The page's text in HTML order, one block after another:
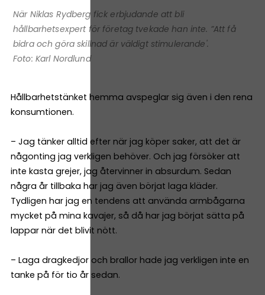
När Niklas Rydberg fick erbjudande att bli
hållbarhetsexpert för företag tvekade han inte. ”Att få
bidra och göra skillnad är väldigt stimulerande'.
Foto: Karl Nordlund
Hållbarhetstänket hemma avspeglar sig även i den rena
konsumtionen.
– Jag tänker alltid efter när jag köper saker, att det är
någonting jag verkligen behöver. Och jag försöker att
inte kasta grejer, jag återvinner in absurdum. Sedan
några år tillbaka har jag även börjat laga kläder.
Tydligen har jag en tendens att använda armbågarna
mycket på mina kavajer, så då har jag börjat sätta på
lappar när det blivit nött.
– Laga dragkedjor och brallor hade jag verkligen inte en
tanke på för tio år sedan.